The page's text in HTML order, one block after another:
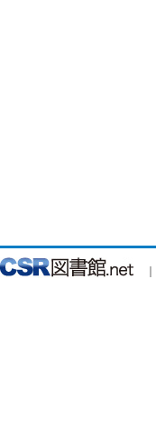
｜